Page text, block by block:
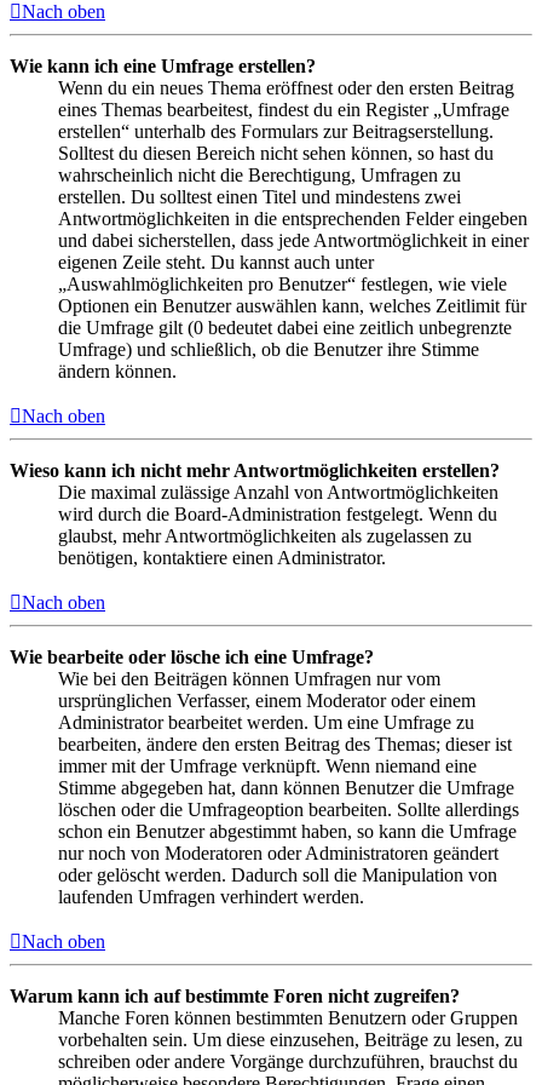
Nach oben
Wie kann ich eine Umfrage erstellen?
Wenn du ein neues Thema eröffnest oder den ersten Beitrag
eines Themas bearbeitest, findest du ein Register „Umfrage
erstellen“ unterhalb des Formulars zur Beitragserstellung.
Solltest du diesen Bereich nicht sehen können, so hast du
wahrscheinlich nicht die Berechtigung, Umfragen zu
erstellen. Du solltest einen Titel und mindestens zwei
Antwortmöglichkeiten in die entsprechenden Felder eingeben
und dabei sicherstellen, dass jede Antwortmöglichkeit in einer
eigenen Zeile steht. Du kannst auch unter
„Auswahlmöglichkeiten pro Benutzer“ festlegen, wie viele
Optionen ein Benutzer auswählen kann, welches Zeitlimit für
die Umfrage gilt (0 bedeutet dabei eine zeitlich unbegrenzte
Umfrage) und schließlich, ob die Benutzer ihre Stimme
ändern können.
Nach oben
Wieso kann ich nicht mehr Antwortmöglichkeiten erstellen?
Die maximal zulässige Anzahl von Antwortmöglichkeiten
wird durch die Board-Administration festgelegt. Wenn du
glaubst, mehr Antwortmöglichkeiten als zugelassen zu
benötigen, kontaktiere einen Administrator.
Nach oben
Wie bearbeite oder lösche ich eine Umfrage?
Wie bei den Beiträgen können Umfragen nur vom
ursprünglichen Verfasser, einem Moderator oder einem
Administrator bearbeitet werden. Um eine Umfrage zu
bearbeiten, ändere den ersten Beitrag des Themas; dieser ist
immer mit der Umfrage verknüpft. Wenn niemand eine
Stimme abgegeben hat, dann können Benutzer die Umfrage
löschen oder die Umfrageoption bearbeiten. Sollte allerdings
schon ein Benutzer abgestimmt haben, so kann die Umfrage
nur noch von Moderatoren oder Administratoren geändert
oder gelöscht werden. Dadurch soll die Manipulation von
laufenden Umfragen verhindert werden.
Nach oben
Warum kann ich auf bestimmte Foren nicht zugreifen?
Manche Foren können bestimmten Benutzern oder Gruppen
vorbehalten sein. Um diese einzusehen, Beiträge zu lesen, zu
schreiben oder andere Vorgänge durchzuführen, brauchst du